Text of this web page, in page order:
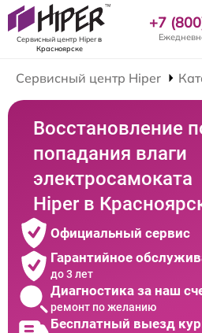
Сервисный центр Hiperв
Красноярске
+7
Сервисный центр Hiper
Восстановление
попадания влаги
электросамоката
Hiper в
Официальный сервис
Гарантийное
до 3 лет
Диагностика за наш
ремонт по желанию
Бесплатный выезд